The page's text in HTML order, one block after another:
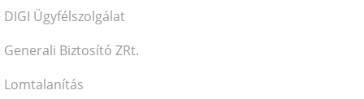
DIGI Ügyfélszolgálat
Generali Biztosító ZRt.
Lomtalanítás